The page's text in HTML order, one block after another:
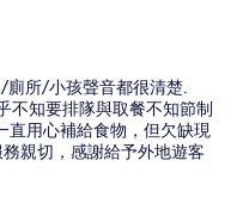
/廁所/小孩聲音都很清楚.
不知要排隊與取餐不知節制
直用心補給食物，但欠缺現
親切，感謝給予外地遊客